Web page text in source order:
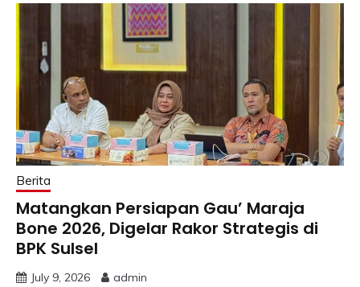
Berita
Matangkan Persiapan Gau’ Maraja
Bone 2026, Digelar Rakor Strategis di
BPK Sulsel
July 9, 2026 admin